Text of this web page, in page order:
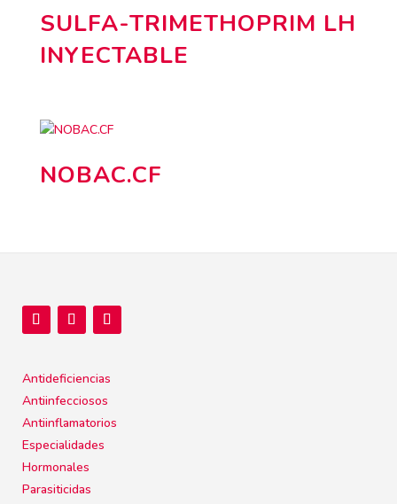
SULFA-TRIMETHOPRIM LH
INYECTABLE
NOBAC.CF
Antideficiencias
Antiinfecciosos
Antiinflamatorios
Especialidades
Hormonales
Parasiticidas